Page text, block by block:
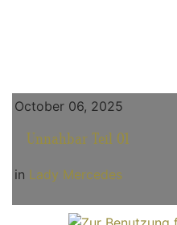
October 06, 2025
Unnahbar Teil 01
in Lady Mercedes